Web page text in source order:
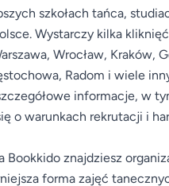
szkołach tańca,
Wystarczy kilka
Wrocław, Kraków,
Radom i wiele
informacje, w
o warunkach rekrutacji i
Bookkido znajdziesz
forma zajęć